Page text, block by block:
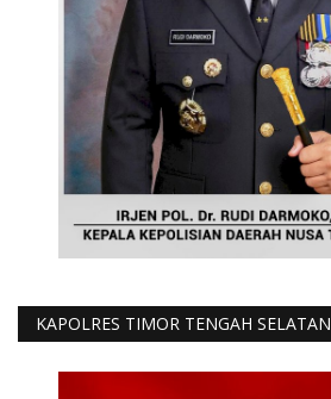
KAPOLRES TIMOR TENGAH SELATAN